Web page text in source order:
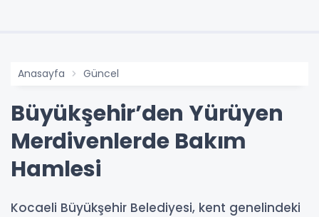
Anasayfa Güncel
Büyükşehir’den Yürüyen
Merdivenlerde Bakım
Hamlesi
Kocaeli Büyükşehir Belediyesi, kent genelindeki